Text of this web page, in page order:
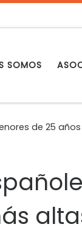
SOMOS
de 25